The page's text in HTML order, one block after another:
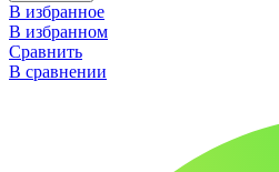
В избранное
В избранном
Сравнить
В сравнении